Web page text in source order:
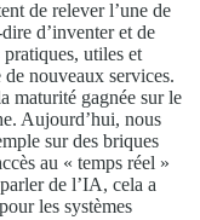
de relever l’une de
d’inventer et de
utiles et
nouveaux services.
maturité gagnée sur le
Aujourd’hui, nous
sur des briques
au « temps réel »
de l’IA, cela a
les systèmes